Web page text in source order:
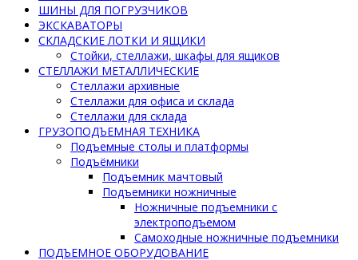
ШИНЫ ДЛЯ ПОГРУЗЧИКОВ
ЭКСКАВАТОРЫ
СКЛАДСКИЕ ЛОТКИ И ЯЩИКИ
Стойки, стеллажи, шкафы для ящиков
СТЕЛЛАЖИ МЕТАЛЛИЧЕСКИЕ
Стеллажи архивные
Стеллажи для офиса и склада
Стеллажи для склада
ГРУЗОПОДЪЕМНАЯ ТЕХНИКА
Подъемные столы и платформы
Подъёмники
Подъемник мачтовый
Подъемники ножничные
Ножничные подъемники с
электроподъемом
Самоходные ножничные подъемники
ПОДЪЕМНОЕ ОБОРУДОВАНИЕ